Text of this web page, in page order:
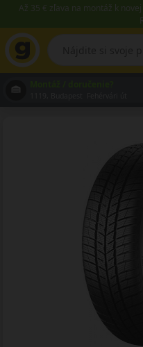
Až 35 € zľava na montáž k